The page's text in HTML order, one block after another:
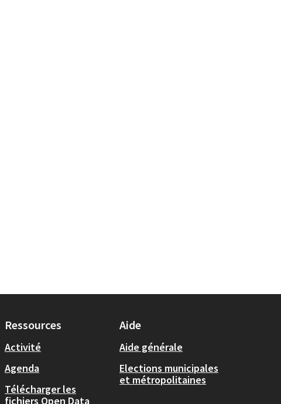
Ressources
Activité
Agenda
Télécharger les
fichiers Open Data
Aide
Aide générale
Elections municipales
et métropolitaines